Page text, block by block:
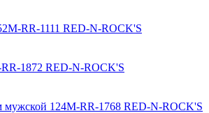
RR-1111 RED-N-ROCK'S
1872 RED-N-ROCK'S
124M-RR-1768 RED-N-ROCK'S